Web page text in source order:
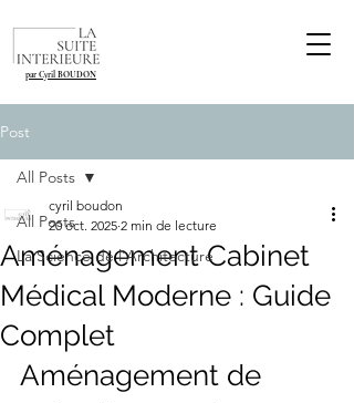
par Cyril BOUDON
Post
All Posts
La Science de l'Architecture
All Posts
Aménagement Cabinet
Médical Moderne : Guide
Complet
cyril boudon
20 oct. 2025 2 min de lecture
Aménagement de